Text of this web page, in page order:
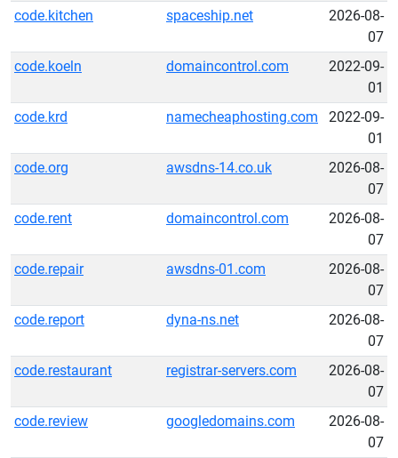
code.kitchen
spaceship.net
2026-08-
07
code.koeln
domaincontrol.com
2022-09-
01
code.krd
namecheaphosting.com
2022-09-
01
code.org
awsdns-14.co.uk
2026-08-
07
code.rent
domaincontrol.com
2026-08-
07
code.repair
awsdns-01.com
2026-08-
07
code.report
dyna-ns.net
2026-08-
07
code.restaurant
registrar-servers.com
2026-08-
07
code.review
googledomains.com
2026-08-
07